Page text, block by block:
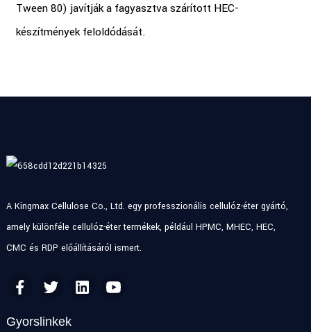
Tween 80) javítják a fagyasztva szárított HEC-
készítmények feloldódását.
A Kingmax Cellulose Co., Ltd. egy professzionális cellulóz-éter gyártó,
amely különféle cellulóz-éter termékek, például HPMC, MHEC, HEC,
CMC és RDP előállításáról ismert.
Gyorslinkek